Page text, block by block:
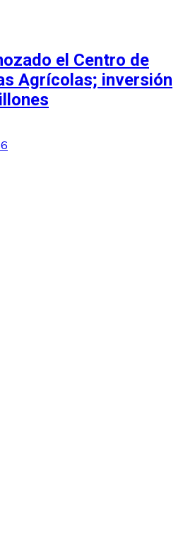
el Centro de
Agrícolas; inversión